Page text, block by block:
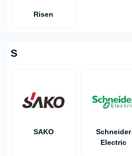
Risen
S
SAKO
Schneider
Electric